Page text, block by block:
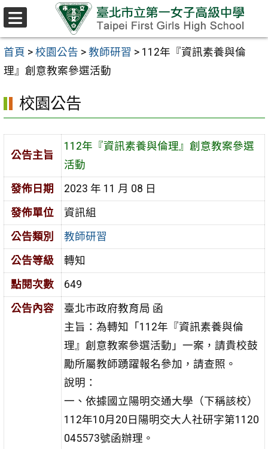
跳至主要內容區
首頁 > 校園公告 > 教師研習 > 112年『資訊素養與倫
理』創意教案參選活動
校園公告
公告主旨
112年『資訊素養與倫理』創意教案參選
活動
發佈日期
2023 年 11 月 08 日
發佈單位
資訊組
公告類別
教師研習
公告等級
轉知
點閱次數
649
公告內容
臺北市政府教育局 函
主旨：為轉知「112年『資訊素養與倫
理』創意教案參選活動」一案，請貴校鼓
勵所屬教師踴躍報名參加，請查照。
說明：
一、依據國立陽明交通大學（下稱該校）
112年10月20日陽明交大人社研字第1120
045573號函辦理。
選
單